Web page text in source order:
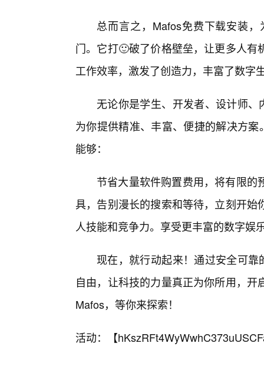
总而言之，Mafos免费下载安装
门。它打🙂破了价格壁垒，让更多人
工作效率，激发了创造力，丰富了数字
无论你是学生、开发者、设计师
为你提供精准、丰富、便捷的解决方
能够：
节省大量软件购置费用，将有限
具，告别漫长的搜索和等待，立刻开
人技能和竞争力。享受更丰富的数字娱
现在，就行动起来！通过安全可
自由，让科技的力量真正为你所用，
Mafos，等你来探索！
活动：【